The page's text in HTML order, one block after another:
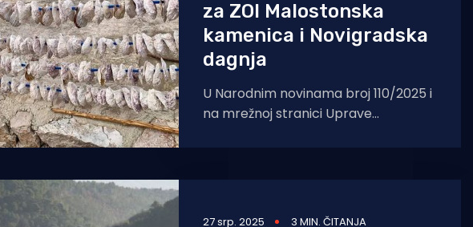
za ZOI Malostonska
kamenica i Novigradska
dagnja
U Narodnim novinama broj 110/2025 i
na mrežnoj stranici Uprave
potpora male vrijednosti za troškove
27 srp. 2025 3 MIN. ČITANJA